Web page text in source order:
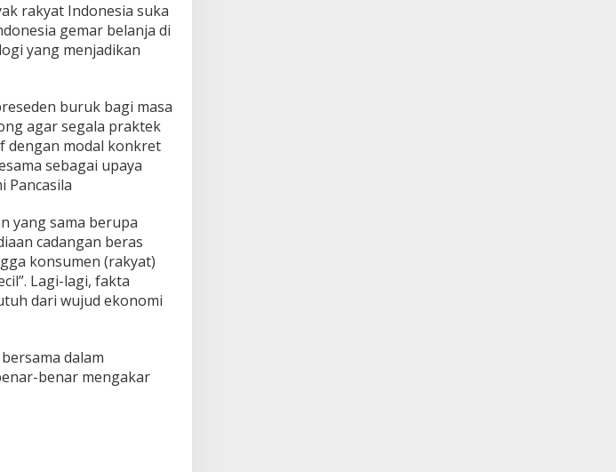
rakyat Indonesia suka
gemar belanja di
yang menjadikan
buruk bagi masa
agar segala praktek
dengan modal konkret
sebagai upaya
Pancasila
yang sama berupa
cadangan beras
konsumen (rakyat)
Lagi-lagi, fakta
dari wujud ekonomi
dalam
benar mengakar